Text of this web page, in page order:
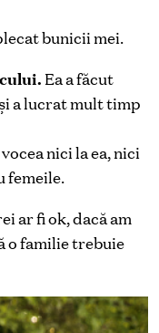
bunicii mei.
Ea a făcut
a lucrat mult timp
nici la ea, nici
femeile.
ar fi ok, dacă am
o familie trebuie